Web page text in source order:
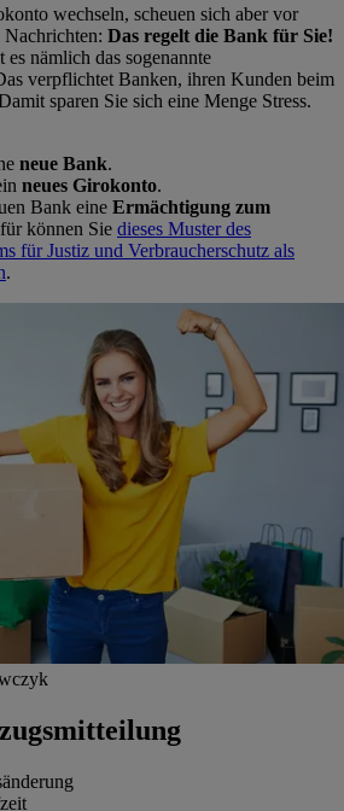
wechseln, scheuen sich aber vor
Nachrichten: Das regelt die Bank für Sie!
nämlich das sogenannte
verpflichtet Banken, ihren Kunden beim
sparen Sie sich eine Menge Stress.
neue Bank.
neues Girokonto.
Bank eine Ermächtigung zum
können Sie dieses Muster des
für Justiz und Verbraucherschutz als
.